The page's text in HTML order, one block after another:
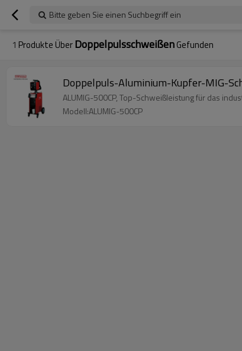
Bitte geben Sie einen Suchbegriff ein
1 Produkte ÜberDoppelpulsschweißenGefunden
Doppelpuls-Aluminium-Kupfer-MIG-
ALUMIG-500CP, Top-Schweißleistung für das
Modell:ALUMIG-500CP